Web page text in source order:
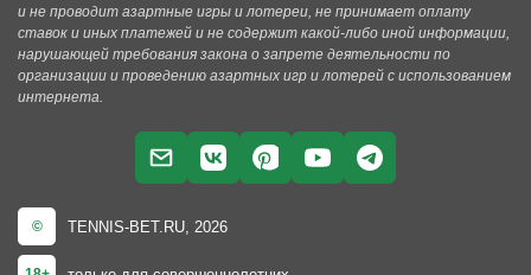
и не проводит азартные игры и лотереи, не принимает оплату
ставок и иных платежей и не содержит какой-либо иной информации,
нарушающей требования закона о запрете деятельности по
организации и проведению азартных игр и лотерей с использованием
интернета.
© TENNIS-BET.RU, 2026